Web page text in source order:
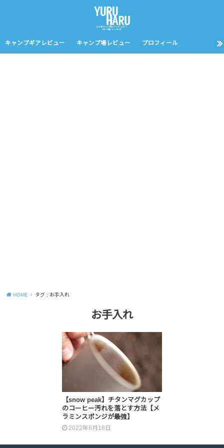
キャンプギアレビュー キャンプ場レビュー プロフィール
HOME タグ : お手入れ
お手入れ
【snow peak】チタンマグカップ
のコーヒー汚れを落とす方法【メ
ラミンスポンジが最強】
2022年8月18日